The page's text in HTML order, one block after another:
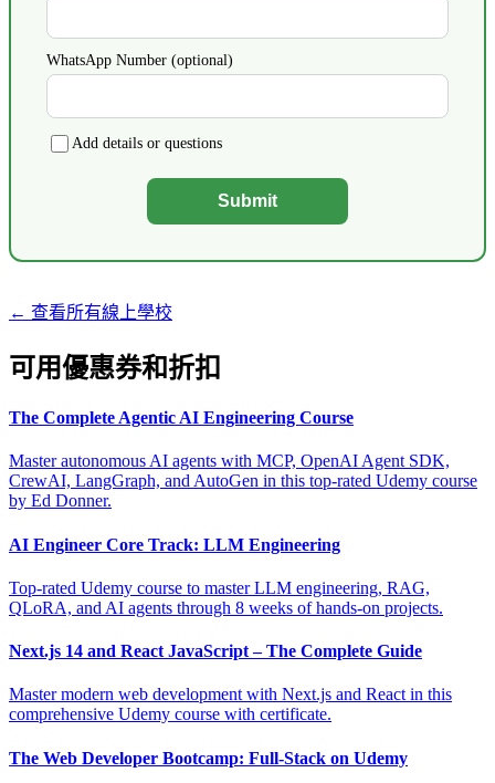
WhatsApp Number (optional)
Add details or questions
Submit
← 查看所有線上學校
可用優惠券和折扣
The Complete Agentic AI Engineering Course
Master autonomous AI agents with MCP, OpenAI Agent SDK,
CrewAI, LangGraph, and AutoGen in this top-rated Udemy course
by Ed Donner.
AI Engineer Core Track: LLM Engineering
Top-rated Udemy course to master LLM engineering, RAG,
QLoRA, and AI agents through 8 weeks of hands-on projects.
Next.js 14 and React JavaScript – The Complete Guide
Master modern web development with Next.js and React in this
comprehensive Udemy course with certificate.
The Web Developer Bootcamp: Full-Stack on Udemy